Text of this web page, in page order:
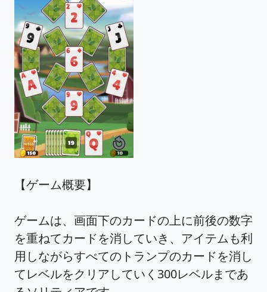
【ゲーム概要】
ゲームは、画面下のカードの上に前後の数字
を重ねてカードを消していき、アイテムも利
用しながらすべてのトランプのカードを消し
てレベルをクリアしていく300レベルまであ